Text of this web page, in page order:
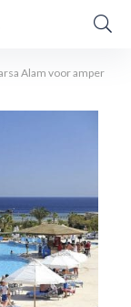
Alam voor amper